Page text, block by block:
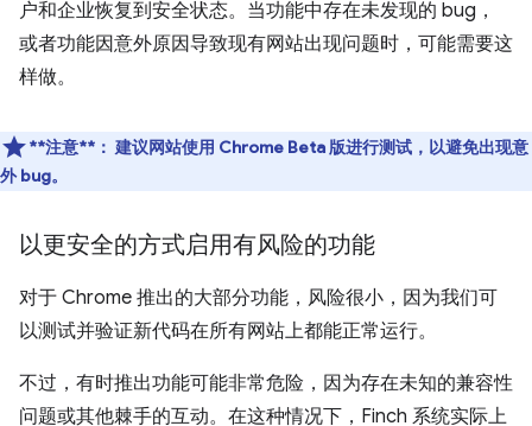
户和企业恢复到安全状态。当功能中存在未发现的 bug，
或者功能因意外原因导致现有网站出现问题时，可能需要这
样做。
**注意**： 建议网站使用 Chrome Beta 版进行测试，以避免出现意
外 bug。
以更安全的方式启用有风险的功能
对于 Chrome 推出的大部分功能，风险很小，因为我们可
以测试并验证新代码在所有网站上都能正常运行。
不过，有时推出功能可能非常危险，因为存在未知的兼容性
问题或其他棘手的互动。在这种情况下，Finch 系统实际上